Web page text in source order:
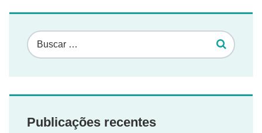
Publicações recentes